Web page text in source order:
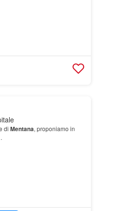
di Mentana, proponiamo in